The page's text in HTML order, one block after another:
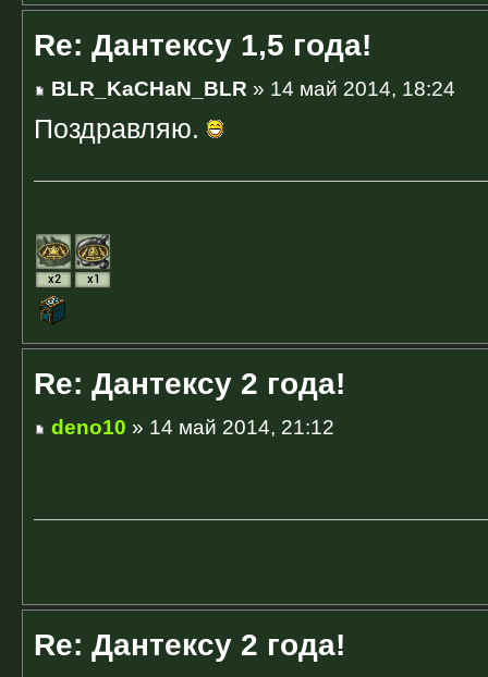
Re: Дантексу 1,5 года!
BLR_KaCHaN_BLR » 14 май 2014, 18:24
Поздравляю.
Re: Дантексу 2 года!
deno10 » 14 май 2014, 21:12
Re: Дантексу 2 года!